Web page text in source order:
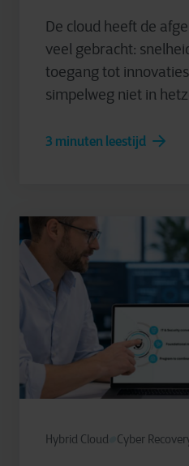
De cloud heeft de
veel gebracht:
toegang tot
simpelweg niet in
3 minuten leestijd
Hybrid Cloud Cyber